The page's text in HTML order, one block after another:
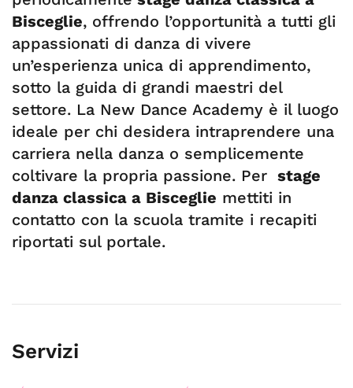
Bisceglie, offrendo l’opportunità a tutti gli
appassionati di danza di vivere
un’esperienza unica di apprendimento,
sotto la guida di grandi maestri del
settore. La New Dance Academy è il luogo
ideale per chi desidera intraprendere una
carriera nella danza o semplicemente
coltivare la propria passione. Per stage
danza classica a Bisceglie mettiti in
contatto con la scuola tramite i recapiti
riportati sul portale.
Servizi